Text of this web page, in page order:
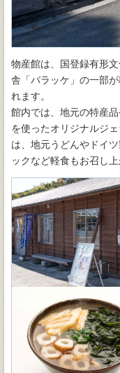
物産館は、国登録有形
舎「バラッケ」の一部
れます。
館内では、地元の特産
を使ったオリジナルジ
は、地元うどんやドイ
ックなど軽食もお召し上